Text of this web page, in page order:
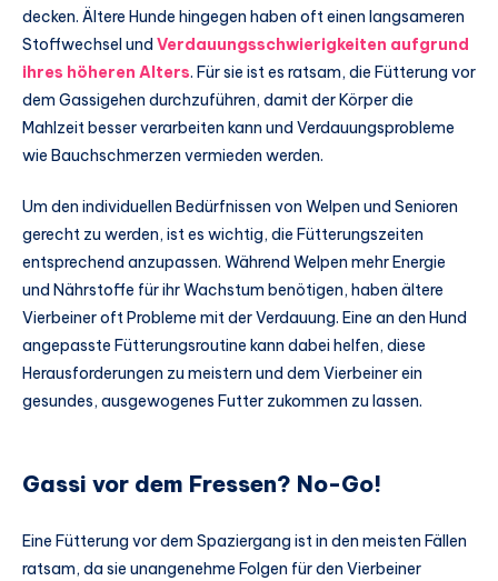
decken. Ältere Hunde hingegen haben oft einen langsameren
Stoffwechsel und Verdauungsschwierigkeiten aufgrund
ihres höheren Alters. Für sie ist es ratsam, die Fütterung vor
dem Gassigehen durchzuführen, damit der Körper die
Mahlzeit besser verarbeiten kann und Verdauungsprobleme
wie Bauchschmerzen vermieden werden.
Um den individuellen Bedürfnissen von Welpen und Senioren
gerecht zu werden, ist es wichtig, die Fütterungszeiten
entsprechend anzupassen. Während Welpen mehr Energie
und Nährstoffe für ihr Wachstum benötigen, haben ältere
Vierbeiner oft Probleme mit der Verdauung. Eine an den Hund
angepasste Fütterungsroutine kann dabei helfen, diese
Herausforderungen zu meistern und dem Vierbeiner ein
gesundes, ausgewogenes Futter zukommen zu lassen.
Gassi vor dem Fressen? No-Go!
Eine Fütterung vor dem Spaziergang ist in den meisten Fällen
ratsam, da sie unangenehme Folgen für den Vierbeiner